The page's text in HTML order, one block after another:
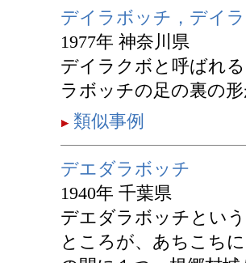
デイラボッチ，デイ
1977年 神奈川県
デイラクボと呼ばれ
ラボッチの足の裏の
類似事例
デエダラボッチ
1940年 千葉県
デエダラボッチとい
ところが、あちこち